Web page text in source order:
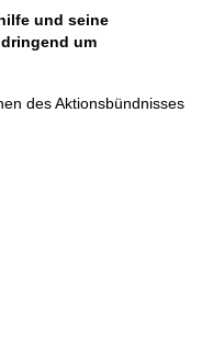
und seine
um
des Aktionsbündnisses